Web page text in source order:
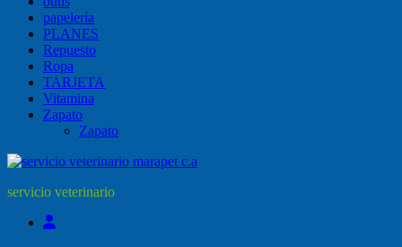
papelería
PLANES
Repuesto
Ropa
TARJETA
Vitamina
Zapato
Zapato
servicio veterinario